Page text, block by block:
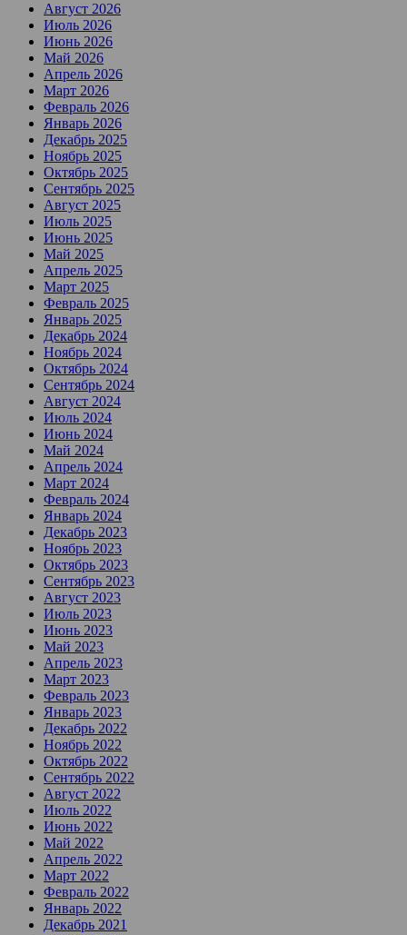
Август 2026
Июль 2026
Июнь 2026
Май 2026
Апрель 2026
Март 2026
Февраль 2026
Январь 2026
Декабрь 2025
Ноябрь 2025
Октябрь 2025
Сентябрь 2025
Август 2025
Июль 2025
Июнь 2025
Май 2025
Апрель 2025
Март 2025
Февраль 2025
Январь 2025
Декабрь 2024
Ноябрь 2024
Октябрь 2024
Сентябрь 2024
Август 2024
Июль 2024
Июнь 2024
Май 2024
Апрель 2024
Март 2024
Февраль 2024
Январь 2024
Декабрь 2023
Ноябрь 2023
Октябрь 2023
Сентябрь 2023
Август 2023
Июль 2023
Июнь 2023
Май 2023
Апрель 2023
Март 2023
Февраль 2023
Январь 2023
Декабрь 2022
Ноябрь 2022
Октябрь 2022
Сентябрь 2022
Август 2022
Июль 2022
Июнь 2022
Май 2022
Апрель 2022
Март 2022
Февраль 2022
Январь 2022
Декабрь 2021